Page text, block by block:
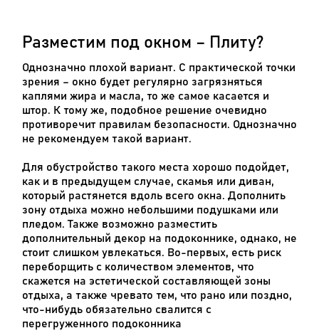
Для обустройство такого места хорошо подойдет,
как и в предыдущем случае, скамья или диван,
который растянется вдоль всего окна. Дополнить
зону отдыха можно небольшими подушками или
пледом. Также возможно разместить
дополнительный декор на подоконнике, однако, не
стоит слишком увлекаться. Во-первых, есть риск
переборщить с количеством элементов, что
скажется на эстетической составляющей зоны
отдыха, а также чревато тем, что рано или поздно,
что-нибудь обязательно свалится с
перегруженного подоконника
Разместим под окном – Плиту?
Однозначно плохой вариант. С практической точки
зрения – окно будет регулярно загрязняться
каплями жира и масла, то же самое касается и
штор. К тому же, подобное решение очевидно
противоречит правилам безопасности. Однозначно
не рекомендуем такой вариант.